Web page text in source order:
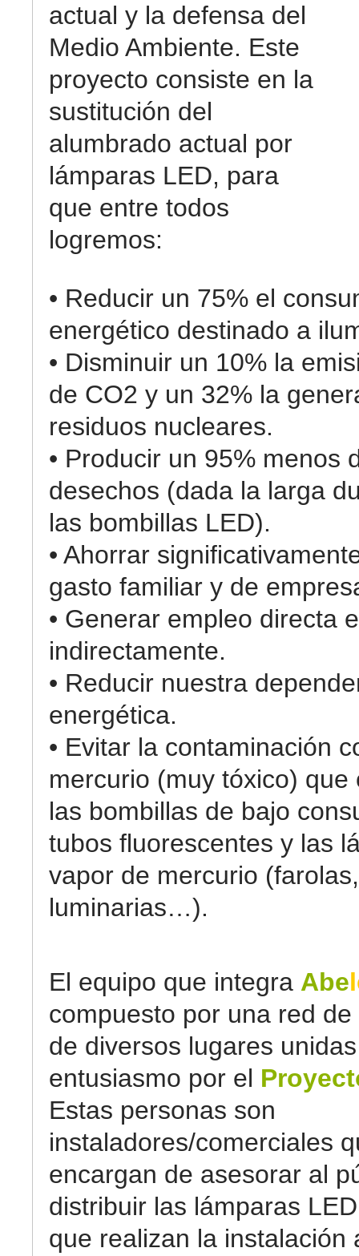
actual y la defensa del
Medio Ambiente. Este
proyecto consiste en la
sustitución del
alumbrado actual por
lámparas LED, para
que entre todos
logremos:
• Reducir un 75% el
energético destinado a
• Disminuir un 10% la
de CO2 y un 32% la
residuos nucleares.
• Producir un 95% menos
desechos (dada la larga
las bombillas LED).
• Ahorrar
gasto familiar y de
• Generar empleo directa e
indirectamente.
• Reducir nuestra
energética.
• Evitar la contaminación
mercurio (muy tóxico) que
las bombillas de bajo
tubos fluorescentes y las
vapor de mercurio (farolas,
luminarias…).
El equipo que integra Abe
compuesto por una red
de diversos lugares
entusiasmo por el
Estas personas son
instaladores/comerciales
encargan de asesorar al
distribuir las lámparas
que realizan la instalación